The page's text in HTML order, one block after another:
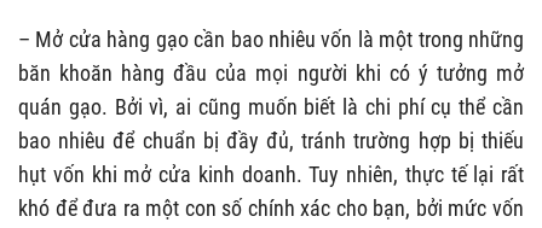
– Mở cửa hàng gạo cần bao nhiêu vốn là một trong những
băn khoăn hàng đầu của mọi người khi có ý tưởng mở
quán gạo. Bởi vì, ai cũng muốn biết là chi phí cụ thể cần
bao nhiêu để chuẩn bị đầy đủ, tránh trường hợp bị thiếu
hụt vốn khi mở cửa kinh doanh. Tuy nhiên, thực tế lại rất
khó để đưa ra một con số chính xác cho bạn, bởi mức vốn